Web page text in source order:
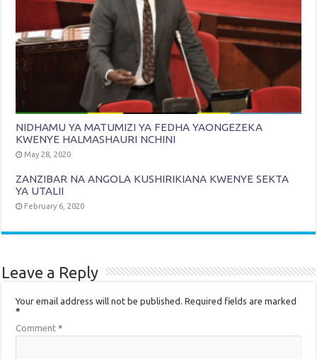
NIDHAMU YA MATUMIZI YA FEDHA YAONGEZEKA
KWENYE HALMASHAURI NCHINI
May 28, 2020
ZANZIBAR NA ANGOLA KUSHIRIKIANA KWENYE SEKTA
YA UTALII
February 6, 2020
Leave a Reply
Your email address will not be published. Required fields are marked
*
Comment*